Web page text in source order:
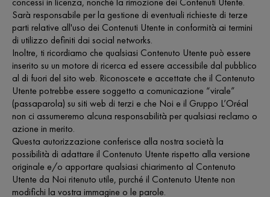
Sarà responsabile per la gestione di eventuali richieste di terze
parti relative all'uso dei Contenuti Utente in conformità ai termini
di utilizzo definiti dai social networks.
Inoltre, ti ricordiamo che qualsiasi Contenuto Utente può essere
inserito su un motore di ricerca ed essere accessibile dal pubblico
al di fuori del sito web. Riconoscete e accettate che il Contenuto
Utente potrebbe essere soggetto a comunicazione “virale”
(passaparola) su siti web di terzi e che Noi e il Gruppo L’Oréal
non ci assumeremo alcuna responsabilità per qualsiasi reclamo o
azione in merito.
Questa autorizzazione conferisce alla nostra società la
possibilità di adattare il Contenuto Utente rispetto alla versione
originale e/o apportare qualsiasi chiarimento al Contenuto
Utente da Noi ritenuto utile, purché il Contenuto Utente non
modifichi la vostra immagine o le parole.